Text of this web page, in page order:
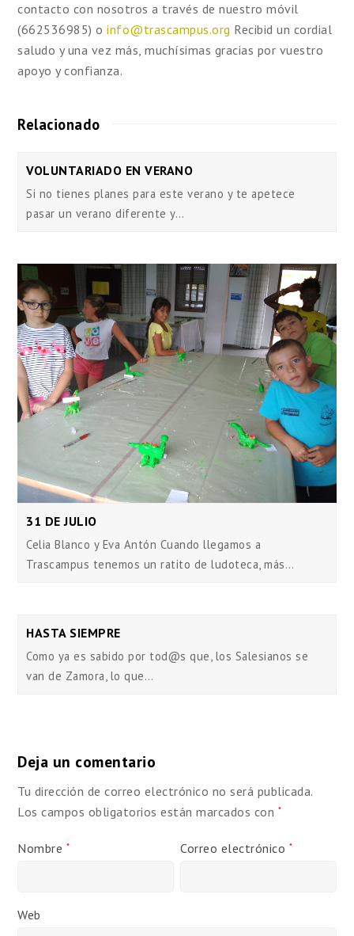
contacto con nosotros a través de nuestro móvil
(662536985) oinfo@trascampus.org Recibid un cordial
saludo y una vez más, muchísimas gracias por vuestro
apoyo y confianza.
Relacionado
VOLUNTARIADO EN VERANO
Si no tienes planes para este verano y te apetece
pasar un verano diferente y…
31 DE JULIO
Celia Blanco y Eva Antón Cuando llegamos a
Trascampus tenemos un ratito de ludoteca, más…
HASTA SIEMPRE
Como ya es sabido por tod@s que, los Salesianos se
van de Zamora, lo que…
Deja un comentario
Tu dirección de correo electrónico no será publicada.
Los campos obligatorios están marcados con *
Nombre * Correo electrónico *
Web